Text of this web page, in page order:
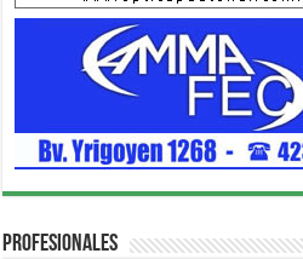
Profesionales